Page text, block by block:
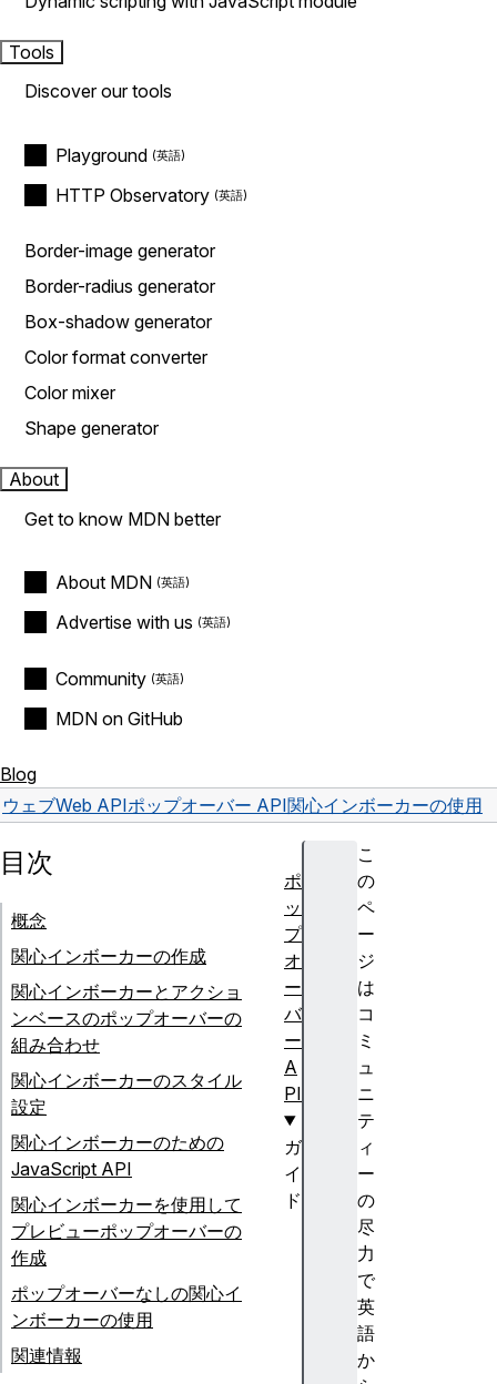
Tools
Discover our tools
Playground
HTTP Observatory
Border-image generator
Border-radius generator
Box-shadow generator
Color format converter
Color mixer
Shape generator
About
Get to know MDN better
About MDN
Advertise with us
Community
MDN on GitHub
Blog
ウェブWeb APIポップオーバー API関心インボーカーの使用
こ
の
ペ
ー
ジ
は
コ
ミ
ュ
ニ
テ
ィ
ー
の
尽
力
で
英
語
か
目次
概念
関心インボーカーの作成
関心インボーカーとアクショ
ンベースのポップオーバーの
組み合わせ
関心インボーカーのスタイル
設定
関心インボーカーのための
JavaScript API
関心インボーカーを使用して
プレビューポップオーバーの
作成
ポップオーバーなしの関心イ
ンボーカーの使用
関連情報
ポ
ッ
プ
オ
ー
バ
ー
A
PI
ガ
イ
ド